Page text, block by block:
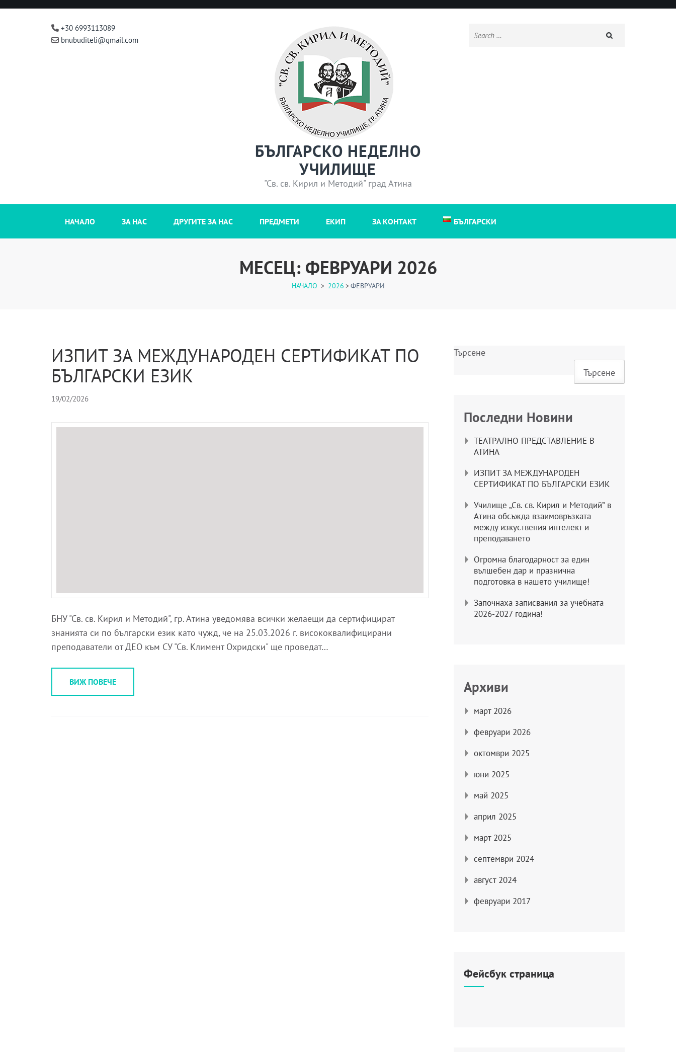
+30 6993113089
bnubuditeli@gmail.com
БЪЛГАРСКО НЕДЕЛНО
УЧИЛИЩЕ
"Св. св. Кирил и Методий" град Атина
Search
НАЧАЛО ЗА НАС ДРУГИТЕ ЗА НАС ПРЕДМЕТИ ЕКИП ЗА КОНТАКТ БЪЛГАРСКИ
МЕСЕЦ: ФЕВРУАРИ 2026
НАЧАЛО > 2026 >ФЕВРУАРИ
ИЗПИТ ЗА МЕЖДУНАРОДЕН СЕРТИФИКАТ ПО
БЪЛГАРСКИ ЕЗИК
19/02/2026
БНУ "Св. св. Кирил и Методий", гр. Атина уведомява всички желаещи да сертифицират
знанията си по български език като чужд, че на 25.03.2026 г. висококвалифицирани
преподаватели от ДЕО към СУ "Св. Климент Охридски" ще проведат…
ВИЖ ПОВЕЧЕ
Търсене
Търсене
Последни Новини
ТЕАТРАЛНО ПРЕДСТАВЛЕНИЕ В
АТИНА
ИЗПИТ ЗА МЕЖДУНАРОДЕН
СЕРТИФИКАТ ПО БЪЛГАРСКИ ЕЗИК
Училище „Св. св. Кирил и Методий” в
Атина обсъжда взаимовръзката
между изкуствения интелект и
преподаването
Огромна благодарност за един
вълшебен дар и празнична
подготовка в нашето училище!
Започнаха записвания за учебната
2026-2027 година!
Архиви
март 2026
февруари 2026
октомври 2025
юни 2025
май 2025
април 2025
март 2025
септември 2024
август 2024
февруари 2017
Фейсбук страница